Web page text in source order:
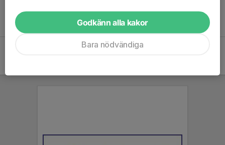
Godkänn alla kakor
Bara nödvändiga